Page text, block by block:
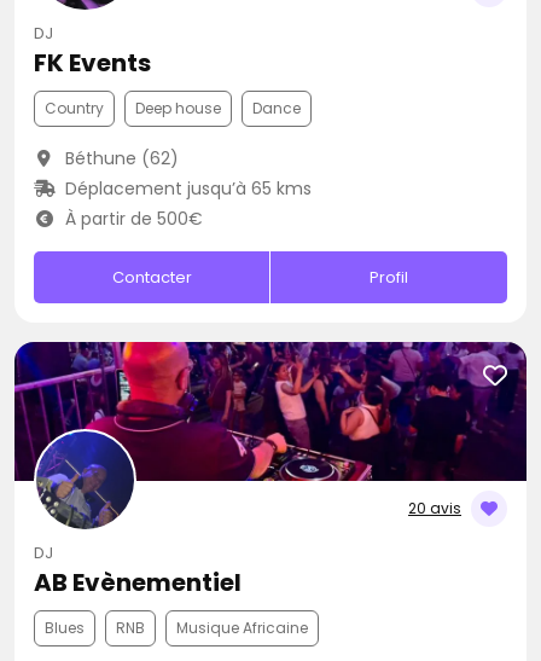
DJ
FK Events
Country Deep house Dance
Béthune (62)
Déplacement jusqu’à 65 kms
À partir de 500€
Contacter Profil
20 avis
DJ
AB Evènementiel
Blues RNB Musique Africaine